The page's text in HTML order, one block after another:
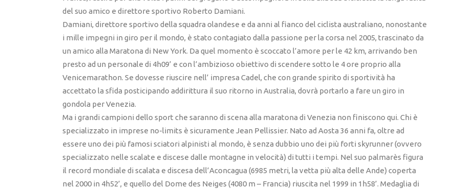
del suo amico e direttore sportivo Roberto Damiani.
Damiani, direttore sportivo della squadra olandese e da anni al fianco del ciclista australiano, nonostante
i mille impegni in giro per il mondo, è stato contagiato dalla passione per la corsa nel 2005, trascinato da
un amico alla Maratona di New York. Da quel momento è scoccato l’amore per le 42 km, arrivando ben
presto ad un personale di 4h09’ e con l’ambizioso obiettivo di scendere sotto le 4 ore proprio alla
Venicemarathon. Se dovesse riuscire nell’ impresa Cadel, che con grande spirito di sportività ha
accettato la sfida posticipando addirittura il suo ritorno in Australia, dovrà portarlo a fare un giro in
gondola per Venezia.
Ma i grandi campioni dello sport che saranno di scena alla maratona di Venezia non finiscono qui. Chi è
specializzato in imprese no-limits è sicuramente Jean Pellissier. Nato ad Aosta 36 anni fa, oltre ad
essere uno dei più famosi sciatori alpinisti al mondo, è senza dubbio uno dei più forti skyrunner (ovvero
specializzato nelle scalate e discese dalle montagne in velocità) di tutti i tempi. Nel suo palmarès figura
il record mondiale di scalata e discesa dell’Aconcagua (6985 metri, la vetta più alta delle Ande) coperta
nel 2000 in 4h52’, e quello del Dome des Neiges (4080 m – Francia) riuscita nel 1999 in 1h58’. Medaglia di